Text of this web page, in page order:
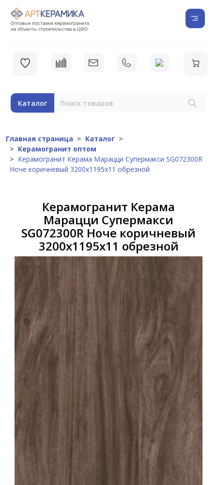
Каталог
Главная страница
Каталог
Керамогранит оптом
Керамогранит Керама Марацци Супермакси SG072300R
Ноче коричневый 3200x1195x11 обрезной
Керамогранит Керама
Марацци Супермакси
SG072300R Ноче коричневый
3200x1195x11 обрезной